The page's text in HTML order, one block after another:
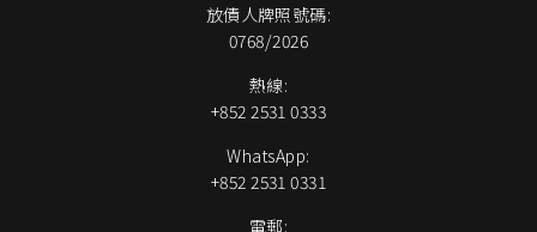
放債人牌照號碼:
0768/2026
熱線:
+852 2531 0333
WhatsApp:
+852 2531 0331
電郵: